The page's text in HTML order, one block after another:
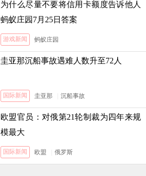
为什么尽量不要将信用卡额度告诉他人
蚂蚁庄园7月25日答案
游戏新闻 蚂蚁庄园
圭亚那沉船事故遇难人数升至72人
国际新闻 圭亚那 沉船事故
欧盟官员：对俄第21轮制裁为四年来规
模最大
国际新闻 欧盟 俄罗斯